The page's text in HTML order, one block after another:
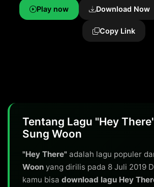
Play now Download Now
Copy Link
Tentang Lagu "Hey
Sung Woon
"Hey There" adalah lagu populer
Woon yang dirilis pada 8 Juli 2019
kamu bisa download lagu Hey